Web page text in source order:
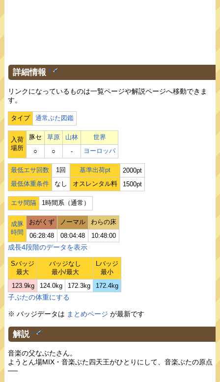
詳細情報 †
リンクになっているものは一覧ページや解説ページへ移動できま
す。
タイプ 通常ぶた図鑑
入荷
場所
豚セ 草原 山林
世界
○
○ ‐ ヨーロッパ
最低エサ回数 1回 基準出荷pt
2000pt
最低体重条件
なし オスレンタル料 1500pt
エサ間隔 1時間系（通常）
成豚
時間
おがくず ノーマル
わらの床
06:28:48
08:04:48 10:48:00
成長4段階のデータを表示
Sバッジ
最大
バッジなし
最小/最大
Lバッジ
最小
123.9kg
124.0kg 172.3kg 172.4kg
子ぶたの体重にする
※ バッジデータは まとめページ が最新です
解説 †
音楽の父なぶたさん。
ようとん場MIX・音楽ぶた四天王がひとりにして、音楽ぶたの原点
──